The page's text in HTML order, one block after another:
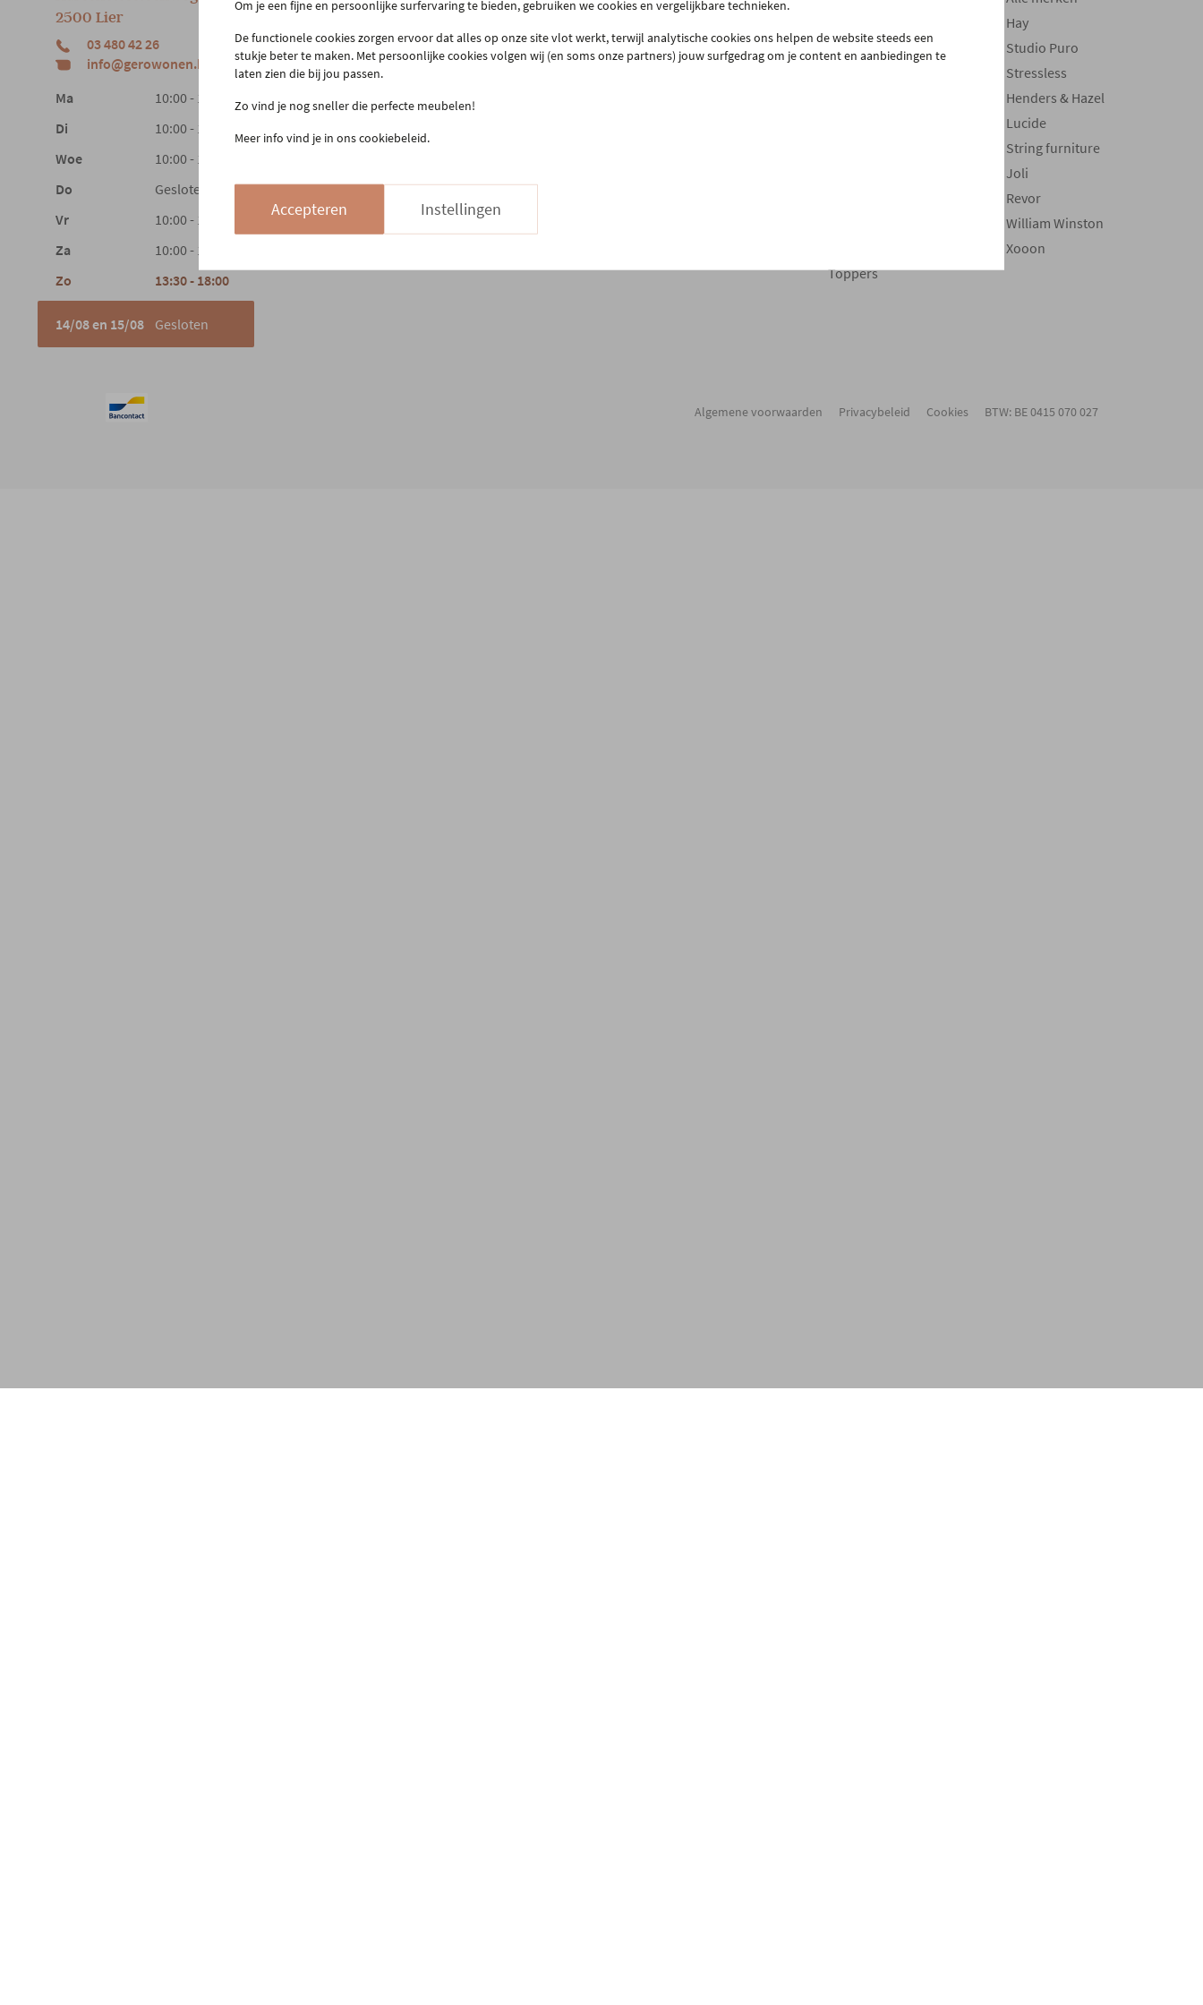
2500 Lier
03 480 42 26
info@gerowonen.be
Ma
10:00 - 18:30
Di
10:00 - 18:30
Woe
10:00 - 18:30
Do
Gesloten
Vr
10:00 - 18:30
Za
10:00 - 18:00
Zo
13:30 - 18:00
14/08 en 15/08 Gesloten
Retourneren
Laagsteprijsgarantie
03 480 42 26
Stuur ons een bericht
Gero.Totaalinrichting
Kasten
Toppers
Hay
Studio Puro
Stressless
Henders & Hazel
Lucide
String furniture
Joli
Revor
William Winston
Xooon
Algemene voorwaarden Privacybeleid Cookies BTW: BE 0415 070 027
Om je een fijne en persoonlijke surfervaring te bieden, gebruiken we cookies en vergelijkbare technieken.
De functionele cookies zorgen ervoor dat alles op onze site vlot werkt, terwijl analytische cookies ons helpen de website steeds een
stukje beter te maken. Met persoonlijke cookies volgen wij (en soms onze partners) jouw surfgedrag om je content en aanbiedingen te
laten zien die bij jou passen.
Zo vind je nog sneller die perfecte meubelen!
Meer info vind je in ons cookiebeleid.
Accepteren Instellingen